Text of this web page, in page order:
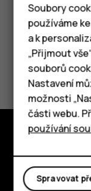
Tablety
Pomohlo
Ano Ne
O nás
Soubory
používáme
a k
„Přijmout
souborů
Nastavení
možnosti
části webu.
používání
Spravovat